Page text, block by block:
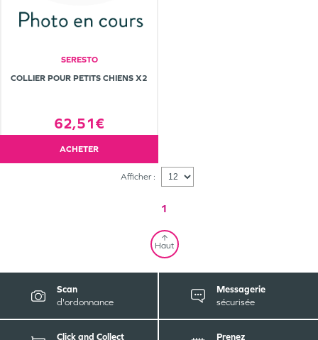
SERESTO
COLLIER POUR PETITS CHIENS X2
62,51€
ACHETER
Afficher :
1
Haut
Scan
d'ordonnance
Messagerie
sécurisée
Click and Collect
Prenez